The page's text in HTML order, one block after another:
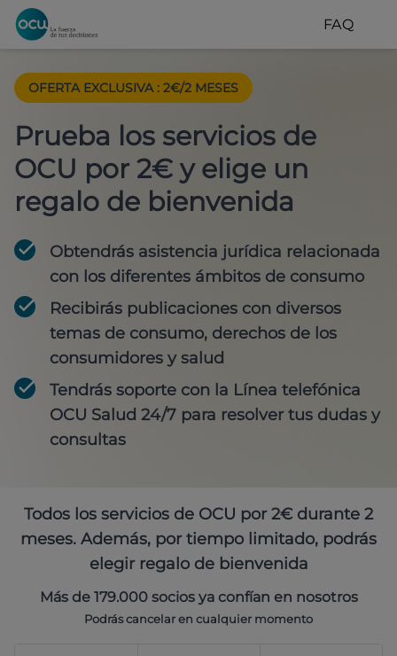
FAQ
OFERTA EXCLUSIVA : 2€/2 MESES
Prueba los servicios de
OCU por 2€ y elige un
regalo de bienvenida
Obtendrás asistencia jurídica relacionada
con los diferentes ámbitos de consumo
Recibirás publicaciones con diversos
temas de consumo, derechos de los
consumidores y salud
Tendrás soporte con la Línea telefónica
OCU Salud 24/7 para resolver tus dudas y
consultas
Todos los servicios de OCU por 2€ durante 2
meses. Además, por tiempo limitado, podrás
elegir regalo de bienvenida
Más de 179.000 socios ya confían en nosotros
Podrás cancelar en cualquier momento